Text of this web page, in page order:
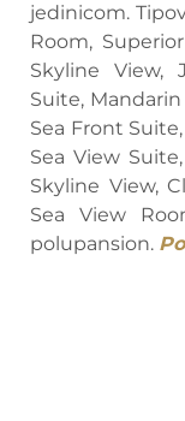
jedinicom.
Room,
Skyline View,
Suite,
Sea Front
Sea View
Skyline View,
Sea View
polupansion.